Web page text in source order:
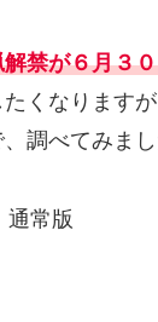
解禁が６月３
くなります
調べてみまし